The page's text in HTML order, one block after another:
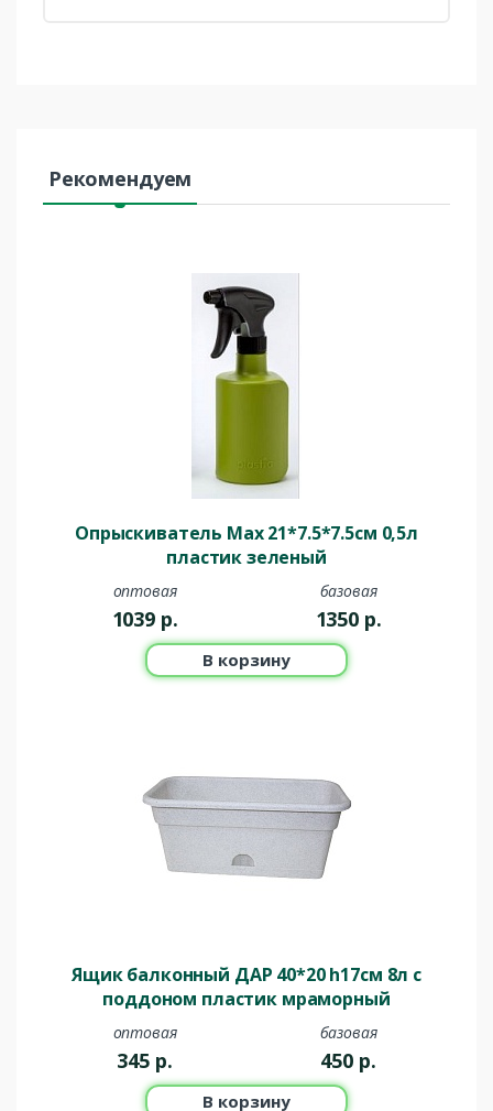
Рекомендуем
Опрыскиватель Max 21*7.5*7.5см 0,5л
пластик зеленый
оптовая
1039 р.
базовая
1350 р.
В корзину
Ящик балконный ДАР 40*20 h17см 8л с
поддоном пластик мраморный
оптовая
345 р.
базовая
450 р.
В корзину